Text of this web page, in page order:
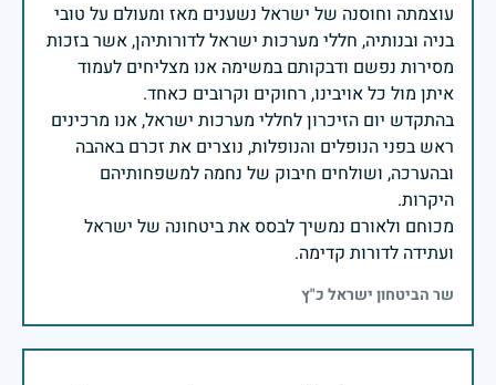
עוצמתה וחוסנה של ישראל נשענים מאז ומעולם על טובי
בניה ובנותיה, חללי מערכות ישראל לדורותיהן, אשר בזכות
מסירות נפשם ודבקותם במשימה אנו מצליחים לעמוד
בהתקדש יום הזיכרון לחללי מערכות ישראל, אנו מרכינים
ראש בפני הנופלים והנופלות, נוצרים את זכרם באהבה
ובהערכה, ושולחים חיבוק של נחמה למשפחותיהם
מכוחם ולאורם נמשיך לבסס את ביטחונה של ישראל
ועתידה לדורות קדימה.
שר הביטחון ישראל כ"ץ